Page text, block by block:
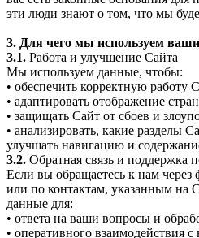
эти люди знают о том, что мы
3. Для чего мы используем
3.1. Работа и улучшение Сайта
Мы используем данные, чтобы:
• обеспечить корректную работу
• адаптировать отображение
• защищать Сайт от сбоев и
• анализировать, какие разделы
улучшать навигацию и
3.2. Обратная связь и поддержка
Если вы обращаетесь к нам через
или по контактам, указанным на
данные для:
• ответа на ваши вопросы и
• оперативного взаимодействия